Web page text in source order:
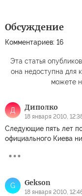
Обсуждение
Комментариев: 16
Эта статья
она недоступна для
можете
Д Диполко
18 января 2010,
Следующие пять лет
официального Киева
G Gekson
18 января 2010,